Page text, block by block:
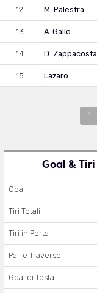
12 M. Palestra
13 A. Gallo
14 D. Zappacosta
15 Lazaro
1
Goal & Tiri
Goal
Tiri Totali
Tiri in Porta
Pali e Traverse
Goal di Testa